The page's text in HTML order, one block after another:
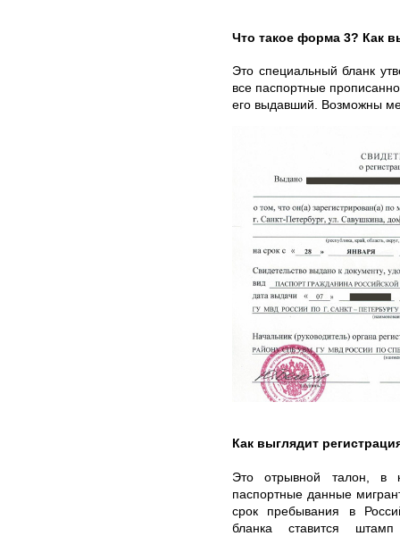
Что такое форма 3? Как
Это специальный бланк
все паспортные
его выдавший. Возможны
Как выглядит
Это отрывной талон, в
паспортные данные
срок пребывания в
бланка ставится